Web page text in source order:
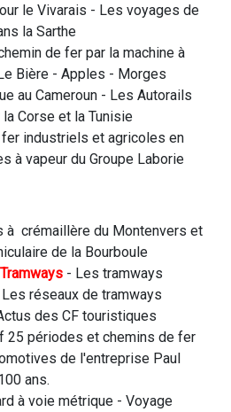
le Vivarais - Les voyages de
la Sarthe
de fer par la machine à
Bière - Apples - Morges
au Cameroun - Les Autorails
Corse et la Tunisie
industriels et agricoles en
à vapeur du Groupe Laborie
crémaillère du Montenvers et
de la Bourboule
- Les tramways
réseaux de tramways
des CF touristiques
25 périodes et chemins de fer
de l'entreprise Paul
ans.
à voie métrique - Voyage